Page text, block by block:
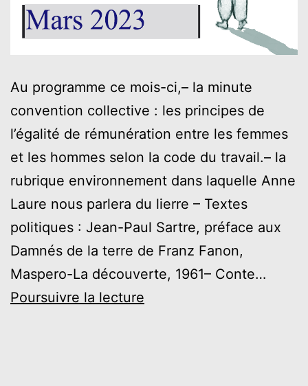
Au programme ce mois-ci,– la minute
convention collective : les principes de
l’égalité de rémunération entre les femmes
et les hommes selon la code du travail.– la
rubrique environnement dans laquelle Anne
Laure nous parlera du lierre – Textes
politiques : Jean-Paul Sartre, préface aux
Damnés de la terre de Franz Fanon,
Maspero-La découverte, 1961– Conte…
Poursuivre la lecture